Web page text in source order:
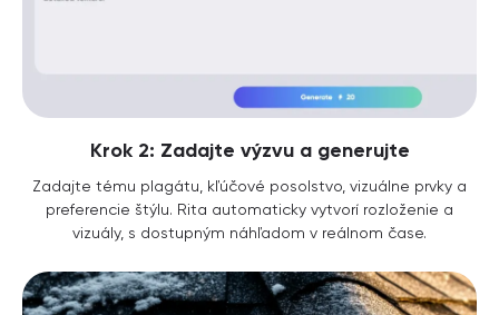
Krok 2: Zadajte výzvu a generujte
Zadajte tému plagátu, kľúčové posolstvo, vizuálne prvky a
preferencie štýlu. Rita automaticky vytvorí rozloženie a
vizuály, s dostupným náhľadom v reálnom čase.